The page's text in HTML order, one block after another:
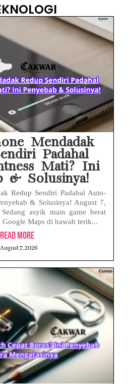
Mendadak
Padahal
Mati? Ini
& Solusinya!
Redup Sendiri Padahal Auto-
& Solusinya! August 7,
asyik main game berat
Google Maps di bawah terik...
Read More
August 7, 2026